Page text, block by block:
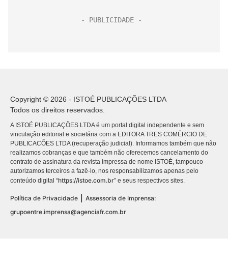
Copyright © 2026 - ISTOÉ PUBLICAÇÕES LTDA
Todos os direitos reservados.
A ISTOÉ PUBLICAÇÕES LTDA é um portal digital independente e sem
vinculação editorial e societária com a EDITORA TRES COMÉRCIO DE
PUBLICACÕES LTDA (recuperação judicial). Informamos também que não
realizamos cobranças e que também não oferecemos cancelamento do
contrato de assinatura da revista impressa de nome ISTOÉ, tampouco
autorizamos terceiros a fazê-lo, nos responsabilizamos apenas pelo
conteúdo digital “https://istoe.com.br” e seus respectivos sites.
Política de Privacidade
Assessoria de Imprensa:
grupoentre.imprensa@agenciafr.com.br